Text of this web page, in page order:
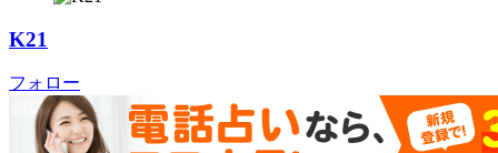
K21
フォロー